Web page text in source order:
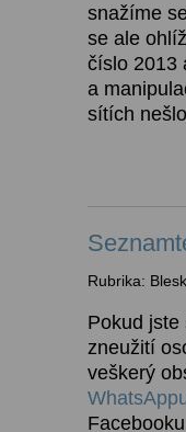
snažíme
se ale
číslo 2013
a
sítích
Rubrika:
Pokud
zneužití
veškerý